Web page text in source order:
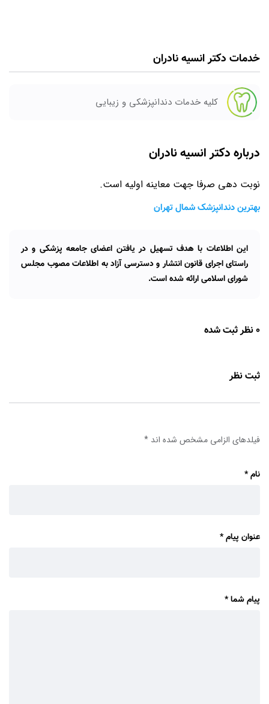
خدمات دکتر انسیه نادران
کلیه خدمات دندانپزشکی و زیبایی
درباره دکتر انسیه نادران
نوبت دهی صرفا جهت معاینه اولیه است.
بهترین دندانپزشک شمال تهران
این اطلاعات با هدف تسهیل در یافتن اعضای جامعه پزشکی و در
راستای اجرای قانون انتشار و دسترسی آزاد به اطلاعات مصوب مجلس
شورای اسلامی ارائه شده است.
0 نظر ثبت شده
ثبت نظر
فیلدهای الزامی مشخص شده اند *
نام*
عنوان پیام*
پیام شما*